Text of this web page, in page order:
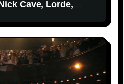
Cave, Lorde,